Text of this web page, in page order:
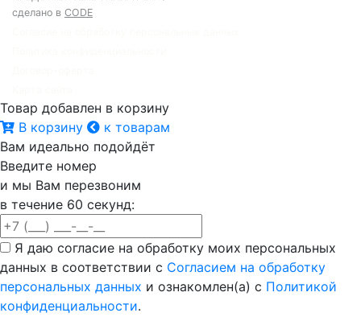
сделано в CODE
Товар добавлен в корзину
В корзину
к товарам
Вам идеально подойдёт
Введите номер
и мы Вам перезвоним
в течение 60 секунд:
Я даю согласие на обработку моих персональных
данных в соответствии с Согласием на обработку
персональных данных и ознакомлен(а) с Политикой
конфиденциальности.